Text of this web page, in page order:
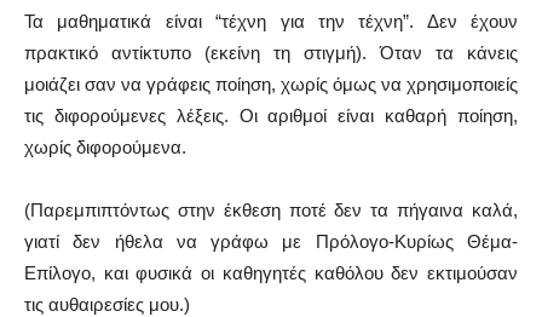
Τα μαθηματικά είναι “τέχνη για την τέχνη”. Δεν έχουν
πρακτικό αντίκτυπο (εκείνη τη στιγμή). Όταν τα κάνεις
μοιάζει σαν να γράφεις ποίηση, χωρίς όμως να χρησιμοποιείς
τις διφορούμενες λέξεις. Οι αριθμοί είναι καθαρή ποίηση,
χωρίς διφορούμενα.
(Παρεμπιπτόντως στην έκθεση ποτέ δεν τα πήγαινα καλά,
γιατί δεν ήθελα να γράφω με Πρόλογο-Κυρίως Θέμα-
Επίλογο, και φυσικά οι καθηγητές καθόλου δεν εκτιμούσαν
τις αυθαιρεσίες μου.)